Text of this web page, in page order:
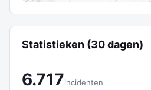
Statistieken (30 dagen)
6.717incidenten